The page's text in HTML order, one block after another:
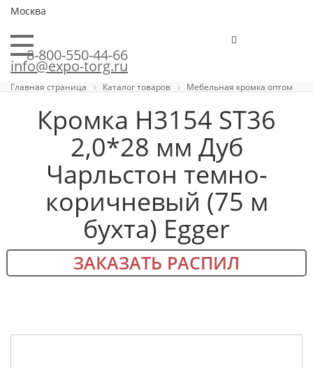
Москва
8-800-550-44-66
info@expo-torg.ru
Главная страница Каталог товаров Мебельная кромка оптом
Кромка H3154 ST36
2,0*28 мм Дуб
Чарльстон темно-
коричневый (75 м
бухта) Egger
ЗАКАЗАТЬ РАСПИЛ